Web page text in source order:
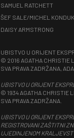
SAMUEL RATCHETT
ŠEF SALE/MICHEL
DAISY ARMSTRONG
UBISTVO U ORIJENT
© 2016 AGATHA CHRISTIE
SVA PRAVA ZADRŽANA,
UBISTVO U ORIJENT
© 1934 AGATHA CHRISTIE
SVA PRAVA ZADRŽANA.
UBISTVO U ORIJENT
REGISTROVANI ZAŠTITNI
UJEDINJENOM